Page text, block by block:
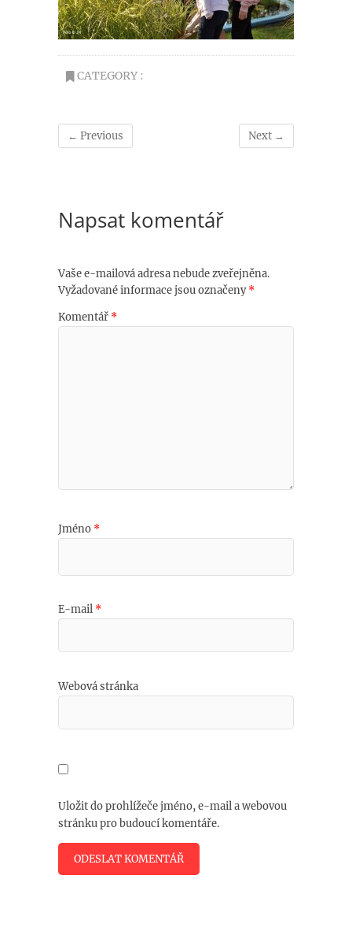
CATEGORY :
← Previous Next →
Napsat komentář
Vaše e-mailová adresa nebude zveřejněna.
Vyžadované informace jsou označeny*
Komentář *
Jméno *
E-mail *
Webová stránka
Uložit do prohlížeče jméno, e-mail a webovou
stránku pro budoucí komentáře.